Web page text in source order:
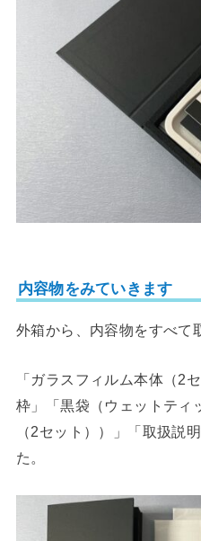
内容物をみていきます
外箱から、内容物をすべて
「ガラスフィルム本体（2
枠」「黒袋（ウェットティ
（2セット））」「取扱説
た。